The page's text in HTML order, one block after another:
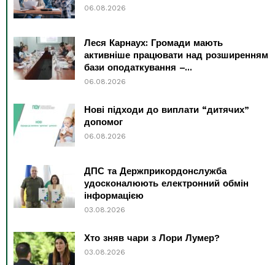
06.08.2026
Леся Карнаух: Громади мають
активніше працювати над розширенням
бази оподаткування –...
06.08.2026
Нові підходи до виплати “дитячих”
допомог
06.08.2026
ДПС та Держприкордонслужба
удосконалюють електронний обмін
інформацією
03.08.2026
Хто зняв чари з Лори Лумер?
03.08.2026